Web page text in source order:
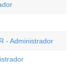
- Administrador